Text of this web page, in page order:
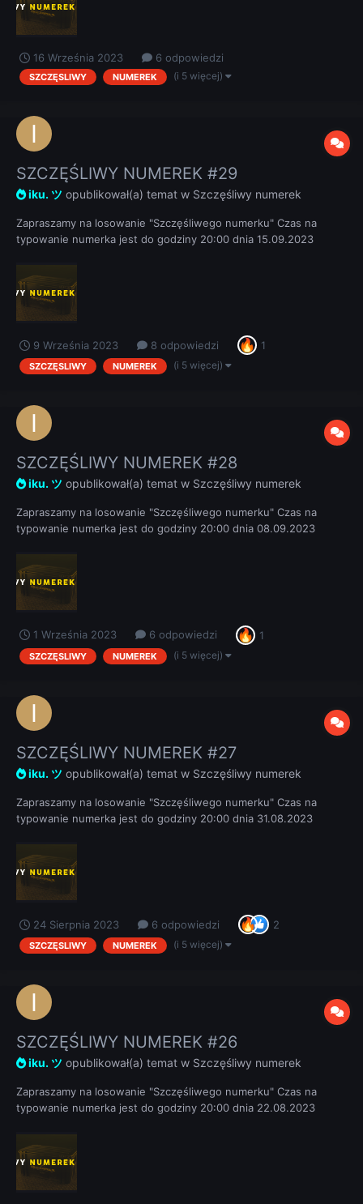
16 Września 2023 6 odpowiedzi
SZCZĘSLIWY NUMEREK (i 5 więcej)
SZCZĘŚLIWY NUMEREK #29
iku. ツ opublikował(a) temat w Szczęśliwy numerek
Zapraszamy na losowanie "Szczęśliwego numerku" Czas na
typowanie numerka jest do godziny 20:00 dnia 15.09.2023
9 Września 2023 8 odpowiedzi 1
SZCZĘSLIWY NUMEREK (i 5 więcej)
SZCZĘŚLIWY NUMEREK #28
iku. ツ opublikował(a) temat w Szczęśliwy numerek
Zapraszamy na losowanie "Szczęśliwego numerku" Czas na
typowanie numerka jest do godziny 20:00 dnia 08.09.2023
1 Września 2023 6 odpowiedzi 1
SZCZĘSLIWY NUMEREK (i 5 więcej)
SZCZĘŚLIWY NUMEREK #27
iku. ツ opublikował(a) temat w Szczęśliwy numerek
Zapraszamy na losowanie "Szczęśliwego numerku" Czas na
typowanie numerka jest do godziny 20:00 dnia 31.08.2023
24 Sierpnia 2023 6 odpowiedzi 2
SZCZĘSLIWY NUMEREK (i 5 więcej)
SZCZĘŚLIWY NUMEREK #26
iku. ツ opublikował(a) temat w Szczęśliwy numerek
Zapraszamy na losowanie "Szczęśliwego numerku" Czas na
typowanie numerka jest do godziny 20:00 dnia 22.08.2023